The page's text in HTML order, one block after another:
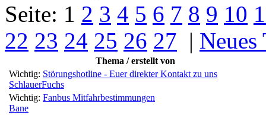
Seite: 1 2 3 4 5 6 7 8 9 10
22 23 24 25 26 27 | Neues
Thema / erstellt von
Wichtig: Störungshotline - Euer direkter Kontakt zu uns
SchlauerFuchs
Wichtig: Fanbus Mitfahrbestimmungen
Bane